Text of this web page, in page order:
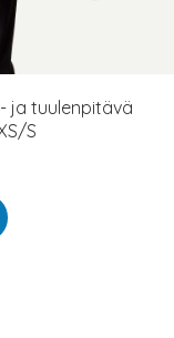
ja tuulenpitävä
S